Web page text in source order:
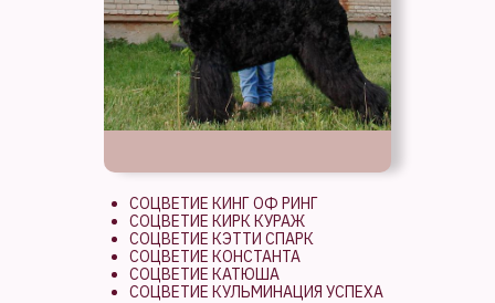
СОЦВЕТИЕ КИНГ ОФ РИНГ
СОЦВЕТИЕ КИРК КУРАЖ
СОЦВЕТИЕ КЭТТИ СПАРК
СОЦВЕТИЕ КОНСТАНТА
СОЦВЕТИЕ КАТЮША
СОЦВЕТИЕ КУЛЬМИНАЦИЯ УСПЕХА